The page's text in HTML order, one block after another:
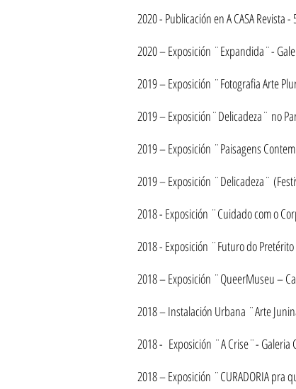
2020 - Publicación en A CASA Revista -
2020 –Exposición ¨Expandida¨-
2019 –Exposición ¨Fotografia Arte
2019 –Exposición¨Delicadeza¨ no
2019 –Exposición ¨Paisagens
2019 –Exposición ¨Delicadeza¨
2018 - Exposición ¨Cuidado com o
2018 - Exposición ¨Futuro do
2018 – Exposición ¨QueerMuseu –
2018 – Instalación Urbana ¨Arte
2018 - Exposición ¨A Crise¨- Galeria
2018 –Exposición ¨CURADORIA pra